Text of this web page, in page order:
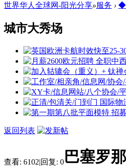
世界华人全球网-阳光分享»服务 › ◆
城市大秀场
返回列表
查看: 6102|回复: 0 巴塞罗